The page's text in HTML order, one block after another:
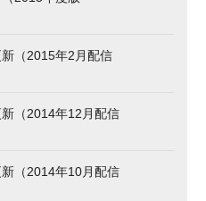
（2015年2月配信
（2014年12月配信
（2014年10月配信